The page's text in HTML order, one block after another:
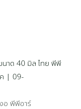
อ พีพีอาร์